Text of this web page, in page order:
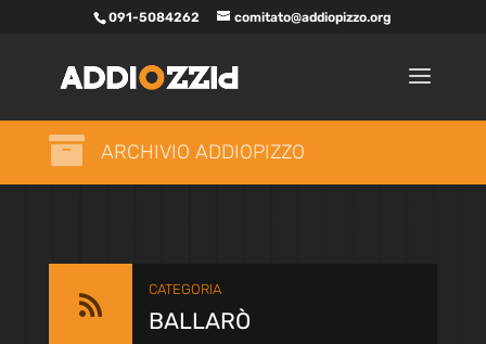
091-5084262 comitato@addiopizzo.org
 ARCHIVIO ADDIOPIZZO

CATEGORIA
BALLARÒ